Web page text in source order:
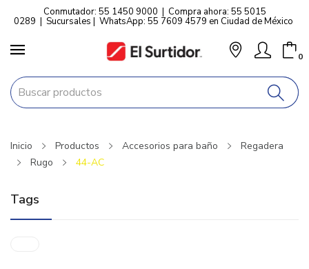
Conmutador: 55 1450 9000 | Compra ahora: 55 5015
0289 | Sucursales | WhatsApp: 55 7609 4579 en Ciudad de México
0
Inicio Productos Accesorios para baño
Regadera
Rugo
44-AC
Tags